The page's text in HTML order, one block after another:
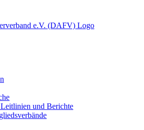
Leitlinien und Berichte